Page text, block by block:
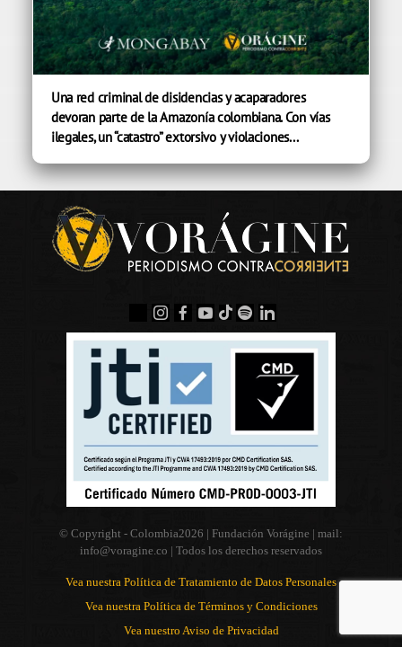
Una red criminal de disidencias y acaparadores
devoran parte de la Amazonía colombiana. Con vías
ilegales, un “catastro” extorsivo y violaciones...
© Copyright - Colombia2026 | Fundación Vorágine | mail:
info@voragine.co | Todos los derechos reservados
Vea nuestra Política de Tratamiento de Datos Personales
Vea nuestra Política de Términos y Condiciones
Vea nuestro Aviso de Privacidad